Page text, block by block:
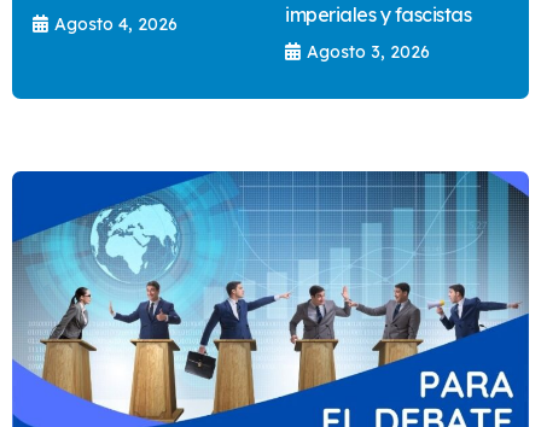
Agosto 4, 2026
imperiales y fascistas
Agosto 3, 2026